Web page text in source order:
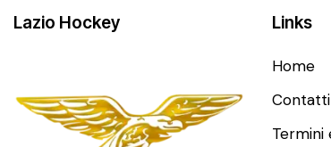
Lazio Hockey Links
Home
Contatti
Termini